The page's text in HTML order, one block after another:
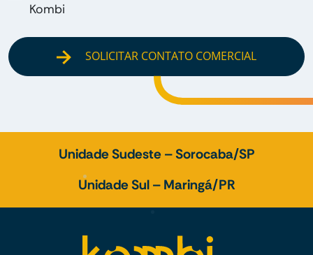
Kombi
SOLICITAR CONTATO COMERCIAL
Unidade Sudeste – Sorocaba/SP
Unidade Sul – Maringá/PR